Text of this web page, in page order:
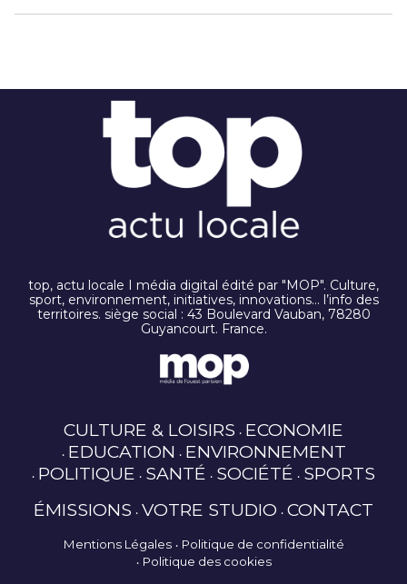
top, actu locale I média digital édité par "MOP". Culture,
sport, environnement, initiatives, innovations… l’info des
territoires. siège social : 43 Boulevard Vauban, 78280
Guyancourt. France.
CULTURE & LOISIRS ECONOMIE
EDUCATION ENVIRONNEMENT
POLITIQUE SANTÉ SOCIÉTÉ SPORTS
ÉMISSIONS VOTRE STUDIO CONTACT
Mentions Légales
Politique de confidentialité
Politique des cookies